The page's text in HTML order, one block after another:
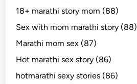
18+ marathi story mom (88)
Sex with mom marathi story (88)
Marathi mom sex (87)
Hot marathi sex story (86)
hotmarathi sexy stories (86)